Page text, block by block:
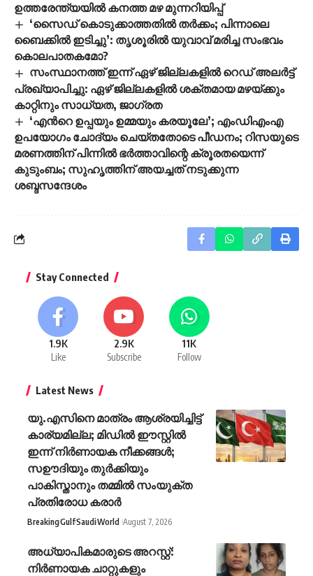
ഉത്തരേന്ത്യയില്‍ കനത്ത മഴ മുന്നറിയിപ്പ്
‘സൈ‍ഡ് കൊടുക്കാത്തതിൽ തർക്കം; പിന്നാലെ
ബൈക്കിൽ ഇടിച്ചു’: തൃശൂരിൽ യുവാവ് മരിച്ച സംഭവം
കൊലപാതകമോ?
സംസ്ഥാനത്ത് ഇന്ന് ഏഴ് ജില്ലകളില്‍ റെഡ് അലർട്ട്
പ്രഖ്യാപിച്ചു: ഏഴ് ജില്ലകളില്‍ ശക്തമായ മഴയ്ക്കും
കാറ്റിനും സാധ്യത, ജാഗ്രത
‘എന്‍റെ ഉപ്പയും ഉമ്മയും കരയൂലേ’; എംഡിഎംഎ
ഉപയോഗം ചോദ്യം ചെയ്തതോടെ പീഡനം; റിസയുടെ
മരണത്തിന് പിന്നിൽ ഭർത്താവിന്റെ ക്രൂരതയെന്ന്
കുടുംബം; സുഹൃത്തിന് അയച്ചത് നടുക്കുന്ന
ശബ്ദസന്ദേശം
Stay Connected
1.9K
Like
2.9K
Subscribe
11K
Follow
Latest News
യു.എസിനെ മാത്രം ആശ്രയിച്ചിട്ട്
കാര്യമില്ല; മിഡില്‍ ഈസ്റ്റില്‍
ഇന്ന് നിര്‍ണായക നീക്കങ്ങള്‍;
സഊദിയും തുര്‍ക്കിയും
പാകിസ്താനും തമ്മില്‍ സംയുക്ത
പ്രതിരോധ കരാര്‍
BreakingGulfSaudiWorld August 7, 2026
അധ്യാപികമാരുടെ അറസ്റ്റ്:
നിർണായക ചാറ്റുകളും